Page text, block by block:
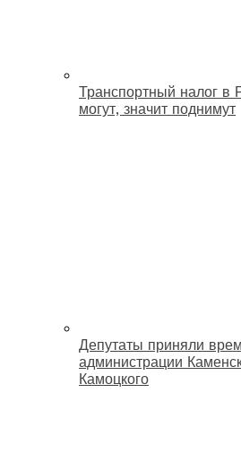
Транспортный налог в
могут, значит поднимут
Депутаты приняли
администрации
Камоцкого